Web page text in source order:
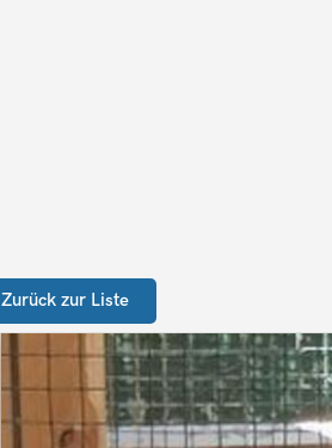
Zurück zur Liste